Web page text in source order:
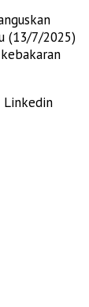
(13/7/2025)
Linkedin